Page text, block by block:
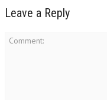
Leave a Reply